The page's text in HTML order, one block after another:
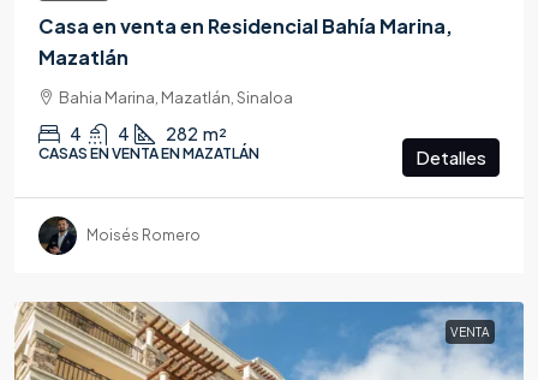
Casa en venta en Residencial Bahía Marina,
Mazatlán
Bahia Marina, Mazatlán, Sinaloa
4 4 282 m²
CASAS EN VENTA EN MAZATLÁN Detalles
Moisés Romero
VENTA